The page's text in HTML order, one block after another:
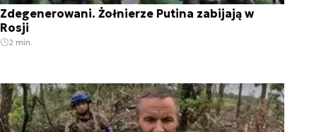
Zdegenerowani. Żołnierze Putina zabijają w
Rosji
2 min.